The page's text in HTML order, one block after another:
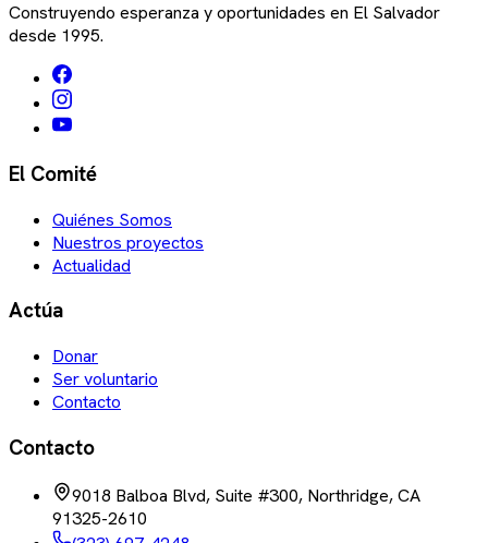
Construyendo esperanza y oportunidades en El Salvador
desde 1995.
El Comité
Quiénes Somos
Nuestros proyectos
Actualidad
Actúa
Donar
Ser voluntario
Contacto
Contacto
9018 Balboa Blvd, Suite #300, Northridge, CA
91325-2610